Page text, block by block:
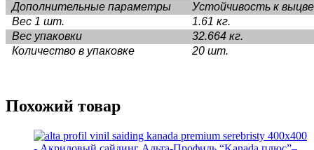
Дополнительные параметры
Устойчивость к
Вес 1 шт.
1.61 кг.
Вес упаковки
32.664 кг.
Количество в упаковке
20 шт.
Похожий товар